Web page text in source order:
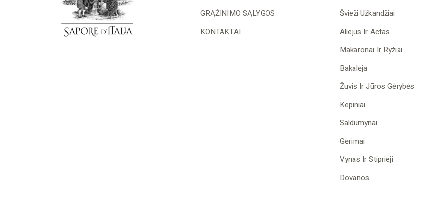
GRĄŽINIMO SĄLYGOS
KONTAKTAI
Švieži Užkandžiai
Aliejus Ir Actas
Makaronai Ir Ryžiai
Bakalėja
Žuvis Ir Jūros Gėrybės
Kepiniai
Saldumynai
Gėrimai
Vynas Ir Stiprieji
Dovanos